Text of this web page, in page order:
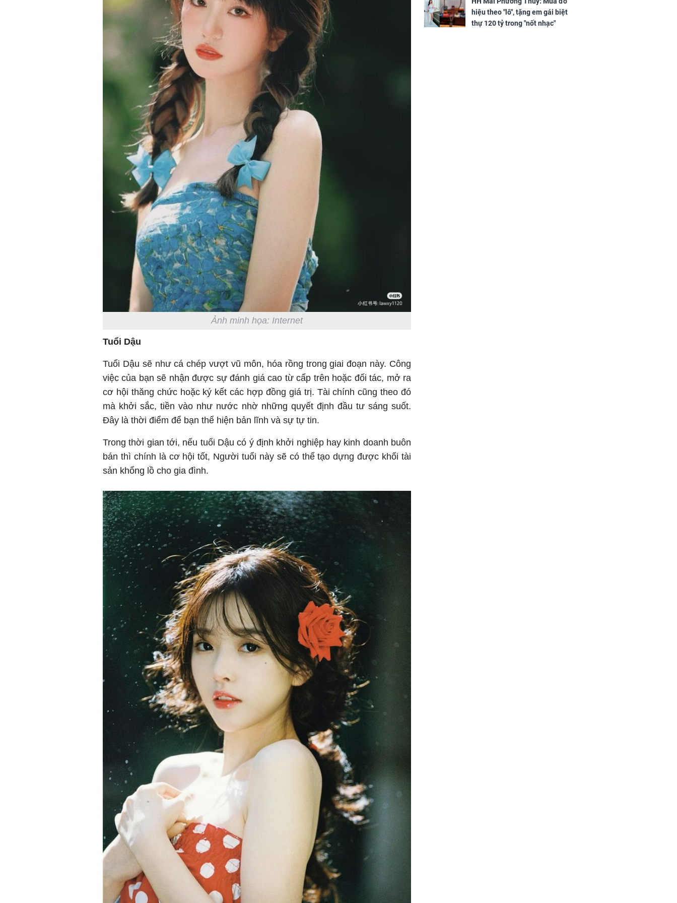
Ảnh minh họa: Internet
Tuổi Dậu
Tuổi Dậu sẽ như cá chép vượt vũ môn, hóa rồng trong giai đoạn này. Công
việc của bạn sẽ nhận được sự đánh giá cao từ cấp trên hoặc đối tác, mở ra
cơ hội thăng chức hoặc ký kết các hợp đồng giá trị. Tài chính cũng theo đó
mà khởi sắc, tiền vào như nước nhờ những quyết định đầu tư sáng suốt.
Đây là thời điểm để bạn thể hiện bản lĩnh và sự tự tin.
Trong thời gian tới, nếu tuổi Dậu có ý định khởi nghiệp hay kinh doanh buôn
bán thì chính là cơ hội tốt, Người tuổi này sẽ có thể tạo dựng được khối tài
sản khổng lồ cho gia đình.
Hoàng, ôm trọn cơ
ngơi đồ sộ
hanh thông
hiệu theo "lô", tặng em gái biệt
thự 120 tỷ trong "nốt nhạc"